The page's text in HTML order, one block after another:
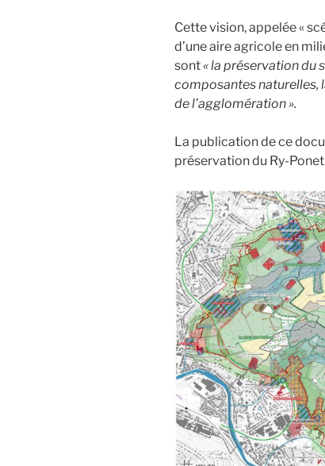
Cette vision, appelée «
d’une aire agricole en
sont« la préservation du
composantes naturelles,
de l’agglomération ».
La publication de ce
préservation du Ry-